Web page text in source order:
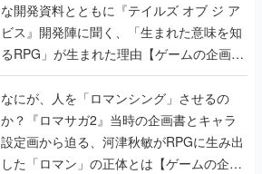
な開発資料とともに『テイルズ オブ ジ ア
ビス』開発陣に聞く、「生まれた意味を知
るRPG」が生まれた理由【ゲームの企画
書】
なにが、人を「ロマンシング」させるの
か？『ロマサガ2』当時の企画書とキャラ
設定画から迫る、河津秋敏がRPGに生み出
した「ロマン」の正体とは【ゲームの企画